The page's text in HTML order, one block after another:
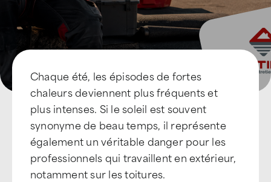
Chaque été, les épisodes de fortes
chaleurs deviennent plus fréquents et
plus intenses. Si le soleil est souvent
synonyme de beau temps, il représente
également un véritable danger pour les
professionnels qui travaillent en extérieur,
notamment sur les toitures.